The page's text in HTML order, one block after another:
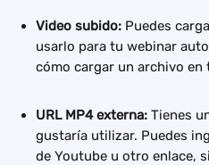
Video subido: Puedes
usarlo para tu webinar
cómo cargar un archivo en
URL MP4 externa: Tienes
gustaría utilizar. Puedes
de Youtube u otro enlace,